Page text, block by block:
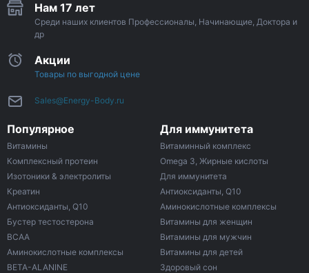
Нам 17 лет
Среди наших клиентов Профессионалы, Начинающие, Доктора и
др
Акции
Товары по выгодной цене
Sales@Energy-Body.ru
Популярное
Витамины
Комплексный протеин
Изотоники & электролиты
Креатин
Антиоксиданты, Q10
Бустер тестостерона
ВСАА
Аминокислотные комплексы
BETA-ALANINE
Для иммунитета
Витаминный комплекс
Omega 3, Жирные кислоты
Для иммунитета
Антиоксиданты, Q10
Аминокислотные комплексы
Витамины для женщин
Витамины для мужчин
Витамины для детей
Здоровый сон